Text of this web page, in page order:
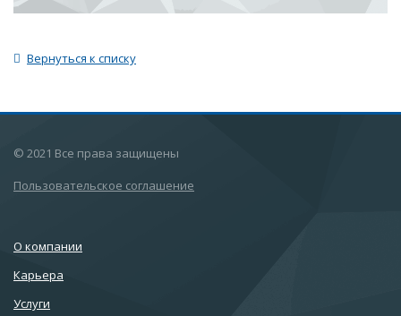
Вернуться к списку
© 2021 Все права защищены
Пользовательское соглашение
О компании
Карьера
Услуги